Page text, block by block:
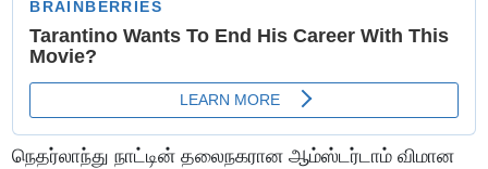
நெதர்லாந்து நாட்டின் தலைநகரான ஆம்ஸ்டர்டாம் விமான